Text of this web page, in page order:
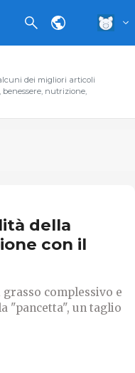
dei migliori articoli
nutrizione,
della
con il
complessivo e
"pancetta", un taglio